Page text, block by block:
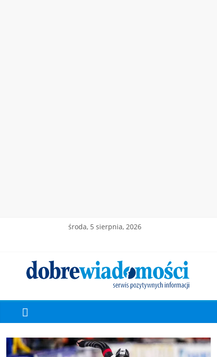
środa, 5 sierpnia, 2026